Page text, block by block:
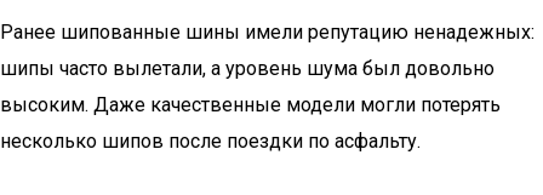
Ранее шипованные шины имели репутацию ненадежных:
шипы часто вылетали, а уровень шума был довольно
высоким. Даже качественные модели могли потерять
несколько шипов после поездки по асфальту.